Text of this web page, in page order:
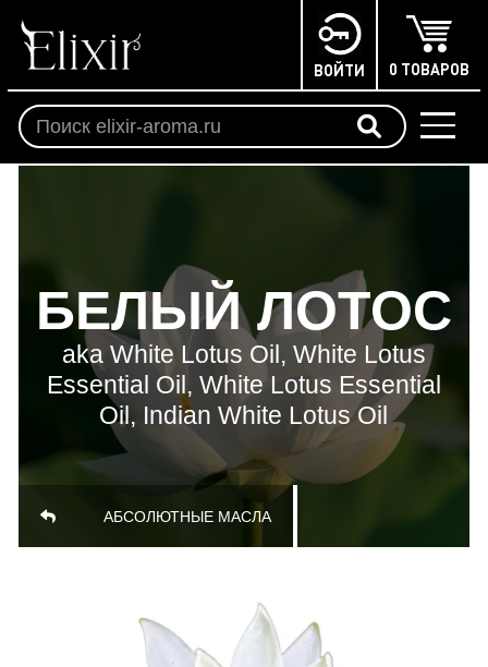
ВОЙТИ 0 ТОВАРОВ
БЕЛЫЙ ЛОТОС
aka White Lotus Oil, White Lotus
Essential Oil, White Lotus Essential
Oil, Indian White Lotus Oil
АБСОЛЮТНЫЕ МАСЛА